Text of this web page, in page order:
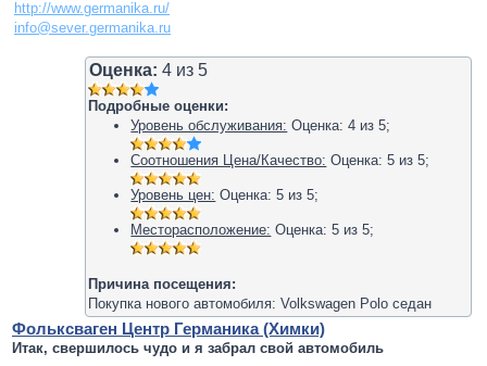
http://www.germanika.ru/
info@sever.germanika.ru
Оценка: 4 из5
Подробные оценки:
Уровень обслуживания: Оценка:4 из5;
Соотношения Цена/Качество: Оценка:5 из5;
Уровень цен: Оценка:5 из5;
Месторасположение: Оценка:5 из5;
Причина посещения:
Покупка нового автомобиля: Volkswagen Polo седан
Фольксваген Центр Германика (Химки)
Итак, свершилось чудо и я забрал свой автомобиль